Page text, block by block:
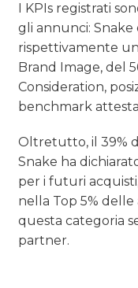
I KPIs registrati
gli annunci:
rispettivamente
Brand Image, del
Consideration,
benchmark
Oltretutto, il 39%
Snake ha
per i futuri
nella Top 5%
questa categoria
partner.